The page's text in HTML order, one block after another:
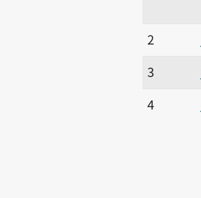
2
3
4